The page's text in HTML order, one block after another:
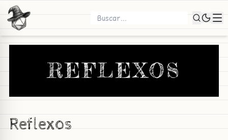
REFLEXOS
Reflexos